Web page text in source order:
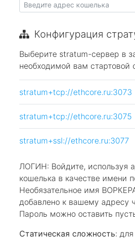
Конфигурация
Выберите stratum-сервер в
необходимой вам стартовой
stratum+tcp://ethcore.ru:3073
stratum+tcp://ethcore.ru:3075
stratum+ssl://ethcore.ru:3077
ЛОГИН: Войдите, используя
кошелька в качестве имени
Необязательное имя
добавлено к вашему адресу
Пароль можно оставить
Статическая сложность: